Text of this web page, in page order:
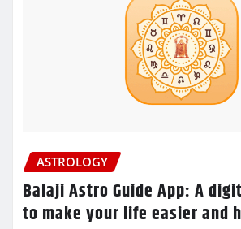
ASTROLOGY
Balaji Astro Guide App: A
to make your life easier and